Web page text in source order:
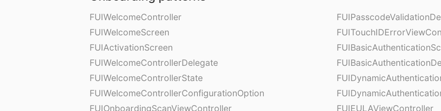
FUIWelcomeController
FUIWelcomeScreen
FUIActivationScreen
FUIWelcomeControllerDelegate
FUIWelcomeControllerState
FUIWelcomeControllerConfigurationOption
FUIOnboardingScanViewController
FUIEULAViewController